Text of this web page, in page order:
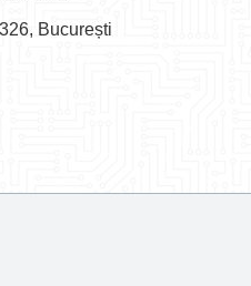
București